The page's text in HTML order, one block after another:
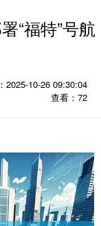
“福特”号航
2025-10-26 09:30:04
查看：72